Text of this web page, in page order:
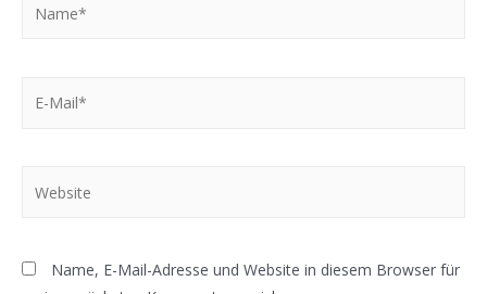
Name, E-Mail-Adresse und Website in diesem Browser für